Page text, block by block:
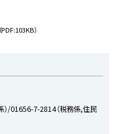
（PDF:103KB）
/01656-7-2814（税務係,住民